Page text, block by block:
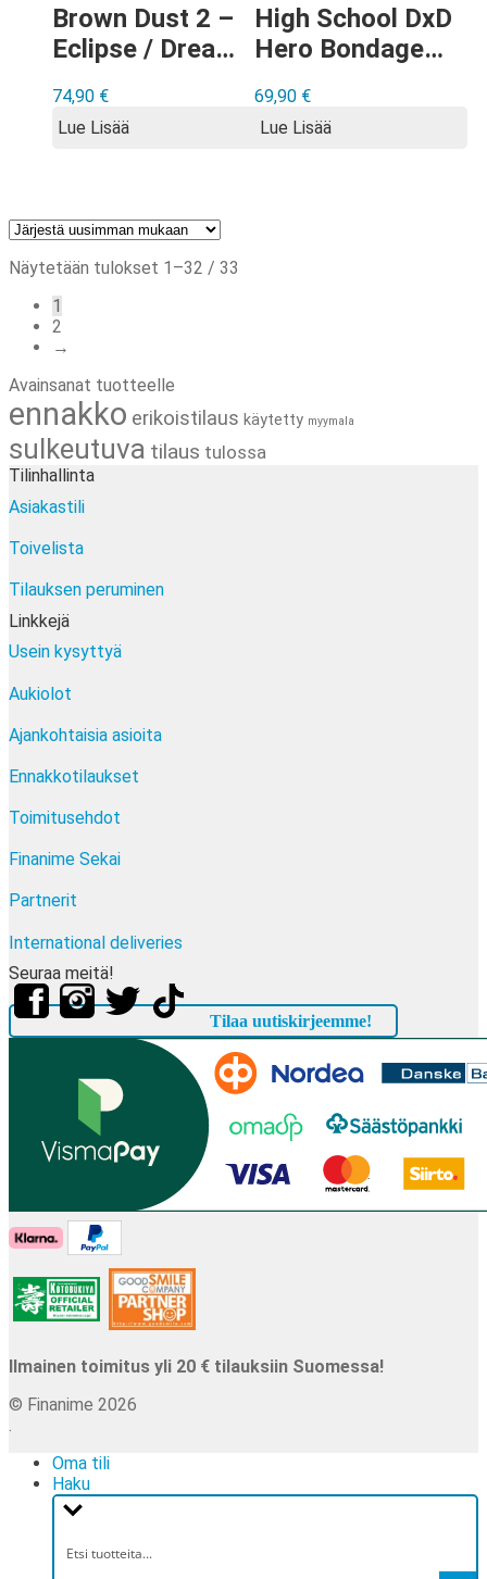
Brown Dust 2 –
Eclipse / Dream
74,90 €
Lue Lisää
High School DxD
Hero Bondage
69,90 €
Lue Lisää
Näytetään tulokset 1–32 / 33
1
2
→
Avainsanat tuotteelle
ennakko erikoistilaus käytetty myymala
sulkeutuva tilaus tulossa
Tilinhallinta
Asiakastili
Toivelista
Tilauksen peruminen
Linkkejä
Usein kysyttyä
Aukiolot
Ajankohtaisia asioita
Ennakkotilaukset
Toimitusehdot
Finanime Sekai
Partnerit
International deliveries
Seuraa meitä!
Tilaa uutiskirjeemme!
Ilmainen toimitus yli 20 € tilauksiin Suomessa!
© Finanime 2026
.
Oma tili
Haku